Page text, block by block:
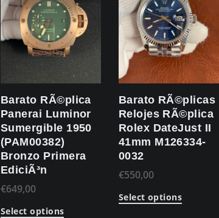
Barato RÃ©plica
Panerai Luminor
Sumergible 1950
(PAM00382)
Bronzo Primera
EdiciÃ³n
€649,00
Select options
Barato RÃ©plicas
Relojes RÃ©plica
Rolex DateJust II
41mm M126334-
0032
€550,00
Select options